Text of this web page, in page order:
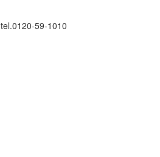
tel.0120-59-1010